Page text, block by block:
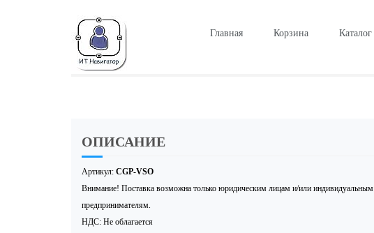
Главная Корзина Каталог
ОПИСАНИЕ
Артикул: CGP-VSO
Внимание! Поставка возможна только юридическим лицам и/или индивидуальным
предпринимателям.
НДС: Не облагается